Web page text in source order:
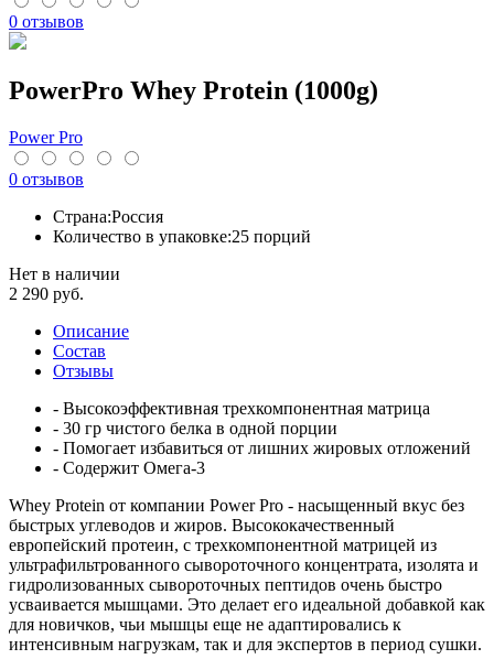
0 отзывов
PowerPro Whey Protein (1000g)
Power Pro
0 отзывов
Страна:Россия
Количество в упаковке:25 порций
Нет в наличии
2 290 руб.
Описание
Cостав
Отзывы
- Высокоэффективная трехкомпонентная матрица
- 30 гр чистого белка в одной порции
- Помогает избавиться от лишних жировых отложений
- Содержит Омега-3
Whey Protein от компании Power Pro - насыщенный вкус без
быстрых углеводов и жиров. Высококачественный
европейский протеин, с трехкомпонентной матрицей из
ультрафильтрованного сывороточного концентрата, изолята и
гидролизованных сывороточных пептидов очень быстро
усваивается мышцами. Это делает его идеальной добавкой как
для новичков, чьи мышцы еще не адаптировались к
интенсивным нагрузкам, так и для экспертов в период сушки.